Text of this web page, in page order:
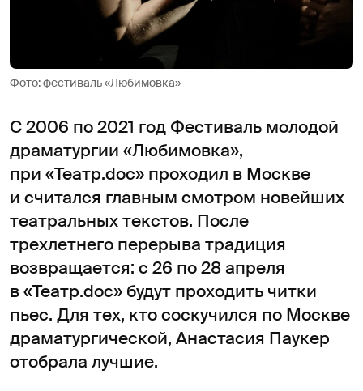
Фото: фестиваль «Любимовка»
С 2006 по 2021 год Фестиваль молодой
драматургии «Любимовка»,
при «Театр.doc» проходил в Москве
и считался главным смотром новейших
театральных текстов. После
трехлетнего перерыва традиция
возвращается: с 26 по 28 апреля
в «Театр.doc» будут проходить читки
пьес. Для тех, кто соскучился по Москве
драматургической, Анастасия Паукер
отобрала лучшие.